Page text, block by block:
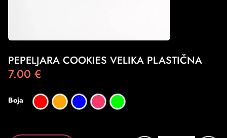
PEPELJARA COOKIES VELIKA PLASTIČNA
7.00 €
Boja